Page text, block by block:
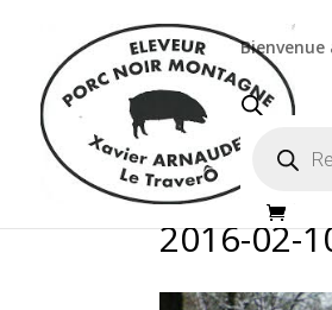
produits
2016-02-